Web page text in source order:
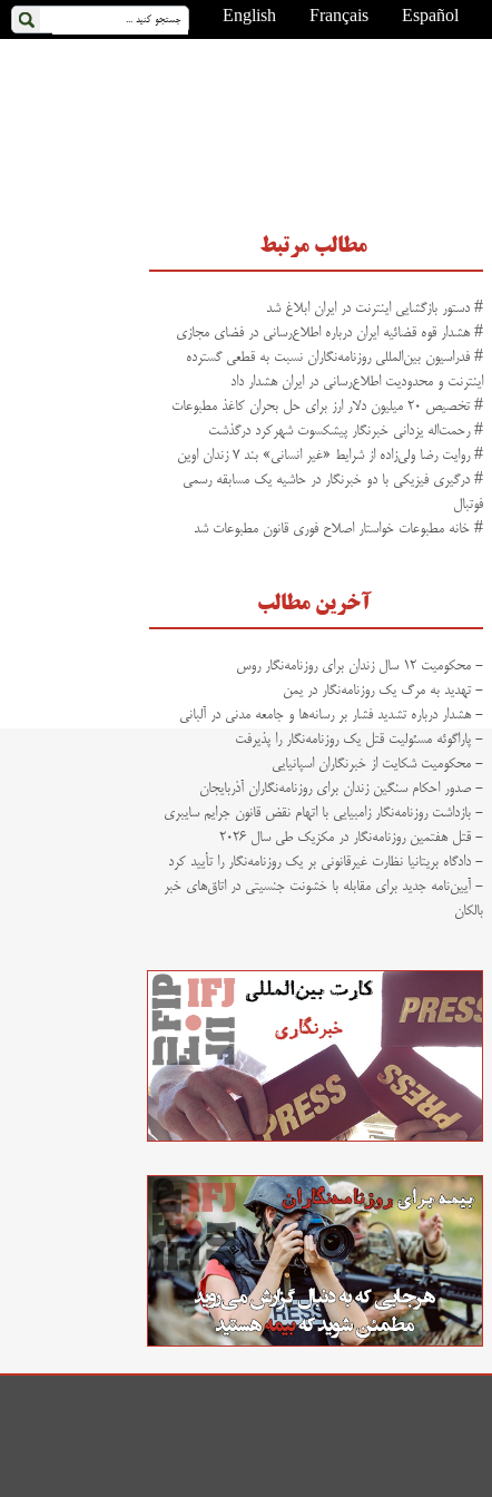
English Français Español
مطالب مرتبط
# دستور بازگشایی اینترنت در ایران ابلاغ شد
# هشدار قوه قضائیه ایران درباره اطلاع‌رسانی در فضای مجازی
# فدراسیون بین‌المللی روزنامه‌نگاران نسبت به قطعی گسترده
اینترنت و محدودیت اطلاع‌رسانی در ایران هشدار داد
# تخصیص ۲۰ میلیون دلار ارز برای حل بحران کاغذ مطبوعات
# رحمت‌اله یزدانی خبرنگار پیشکسوت شهرکرد درگذشت
# روایت رضا ولی‌زاده از شرایط «غیر انسانی» بند ۷ زندان اوین
# درگیری فیزیکی با دو خبرنگار در حاشیه یک مسابقه رسمی
فوتبال
# خانه مطبوعات خواستار اصلاح فوری قانون مطبوعات شد
آخرین مطالب
- محکومیت ۱۲ سال زندان برای روزنامه‌نگار روس
- تهدید به مرگ یک روزنامه‌نگار در یمن
- هشدار درباره تشدید فشار بر رسانه‌ها و جامعه مدنی در آلبانی
- پاراگوئه مسئولیت قتل یک روزنامه‌نگار را پذیرفت
- محکومیت شکایت از خبرنگاران اسپانیایی
- صدور احکام سنگین زندان برای روزنامه‌نگاران آذربایجان
- بازداشت روزنامه‌نگار زامبیایی با اتهام نقض قانون جرایم سایبری
- قتل هفتمین روزنامه‌نگار در مکزیک طی سال ۲۰۲۶
- دادگاه بریتانیا نظارت غیرقانونی بر یک روزنامه‌نگار را تأیید کرد
- آیین‌نامه جدید برای مقابله با خشونت جنسیتی در اتاق‌های خبر
بالکان